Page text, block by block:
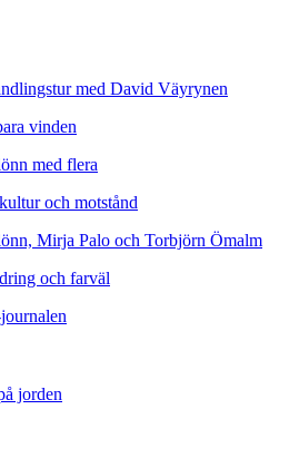
med David Väyrynen
vinden
med flera
och motstånd
Mirja Palo och Torbjörn Ömalm
och farväl
jorden